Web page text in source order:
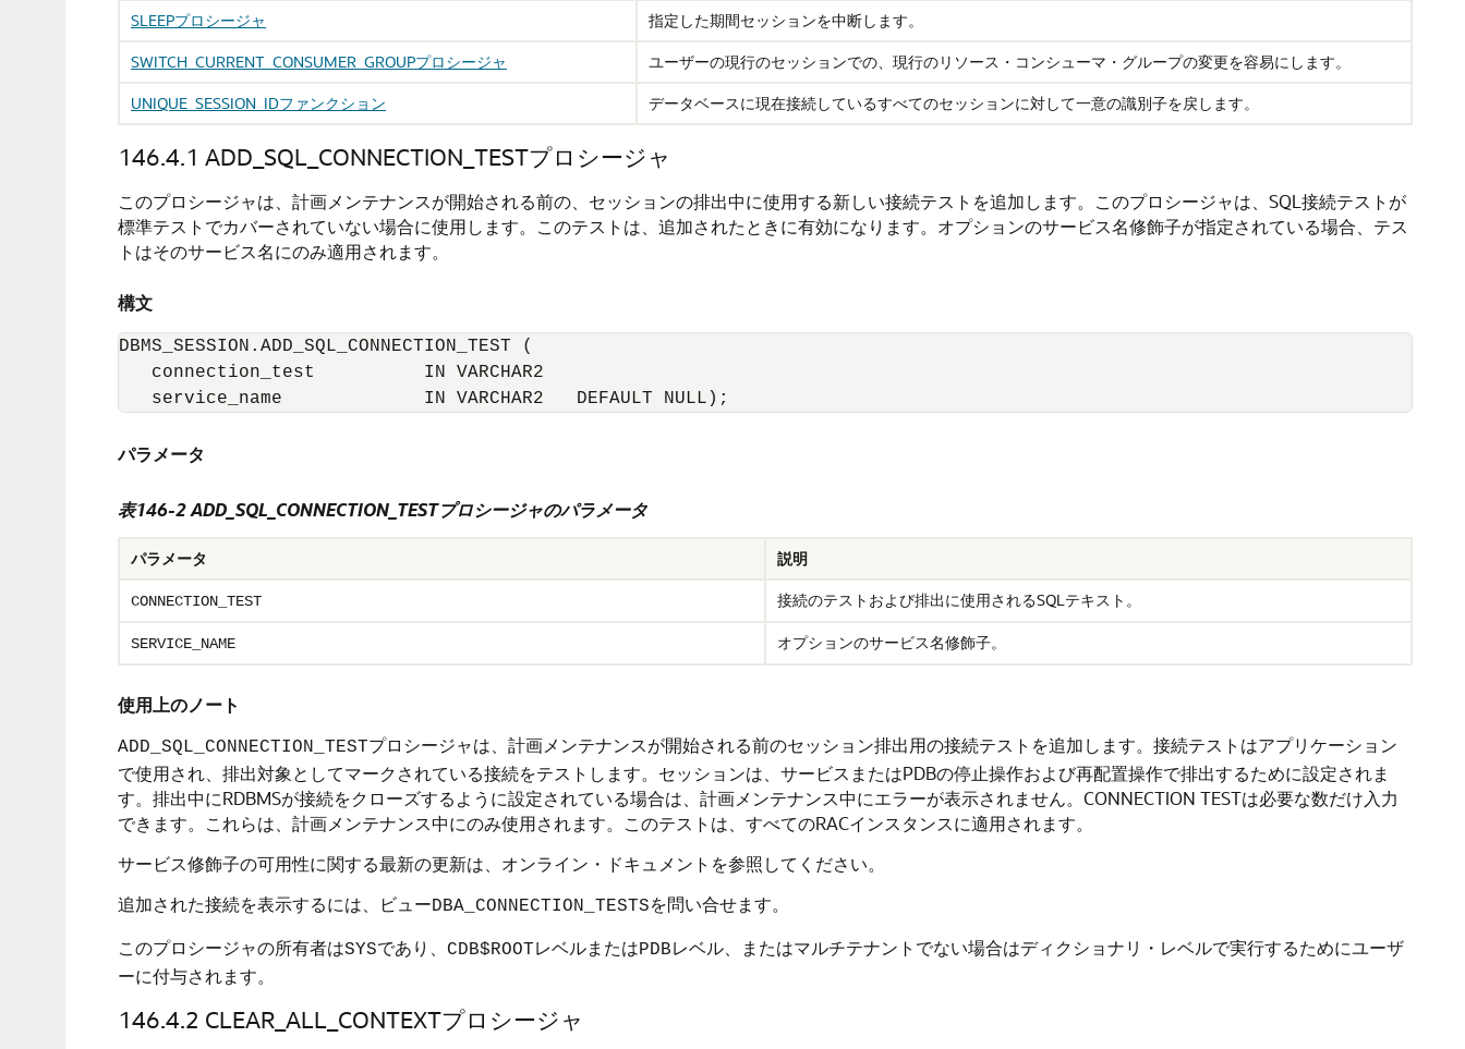
SLEEPプロシージャ
指定した期間セッションを中断します。
SWITCH_CURRENT_CONSUMER_GROUPプロシージャ
ユーザーの現行のセッションでの、現行のリソース・コンシューマ・グループの変更を容易にします。
UNIQUE_SESSION_IDファンクション
データベースに現在接続しているすべてのセッションに対して一意の識別子を戻します。
146.4.1 ADD_SQL_CONNECTION_TESTプロシージャ
このプロシージャは、計画メンテナンスが開始される前の、セッションの排出中に使用する新しい接続テストを追加します。このプロシージャは、SQL接続テストが
標準テストでカバーされていない場合に使用します。このテストは、追加されたときに有効になります。オプションのサービス名修飾子が指定されている場合、テス
トはそのサービス名にのみ適用されます。
構文
DBMS_SESSION.ADD_SQL_CONNECTION_TEST (
   connection_test          IN VARCHAR2
   service_name             IN VARCHAR2   DEFAULT NULL);
パラメータ
表146-2 ADD_SQL_CONNECTION_TESTプロシージャのパラメータ
パラメータ 説明
CONNECTION_TEST 接続のテストおよび排出に使用されるSQLテキスト。
SERVICE_NAME オプションのサービス名修飾子。
使用上のノート
ADD_SQL_CONNECTION_TESTプロシージャは、計画メンテナンスが開始される前のセッション排出用の接続テストを追加します。接続テストはアプリケーション
で使用され、排出対象としてマークされている接続をテストします。セッションは、サービスまたはPDBの停止操作および再配置操作で排出するために設定されま
す。排出中にRDBMSが接続をクローズするように設定されている場合は、計画メンテナンス中にエラーが表示されません。CONNECTION TESTは必要な数だけ入力
できます。これらは、計画メンテナンス中にのみ使用されます。このテストは、すべてのRACインスタンスに適用されます。
サービス修飾子の可用性に関する最新の更新は、オンライン・ドキュメントを参照してください。
追加された接続を表示するには、ビューDBA_CONNECTION_TESTSを問い合せます。
このプロシージャの所有者はSYSであり、 CDB$ROOTレベルまたはPDBレベル、またはマルチテナントでない場合はディクショナリ・レベルで実行するためにユーザ
ーに付与されます。
146.4.2 CLEAR_ALL_CONTEXTプロシージャ